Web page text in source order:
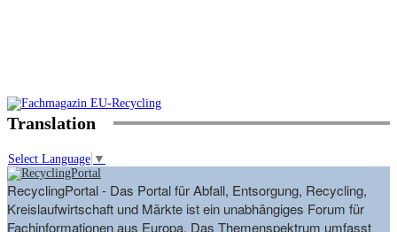
Translation
Select Language ▼
RecyclingPortal - Das Portal für Abfall, Entsorgung, Recycling,
Kreislaufwirtschaft und Märkte ist ein unabhängiges Forum für
Fachinformationen aus Europa. Das Themenspektrum umfasst